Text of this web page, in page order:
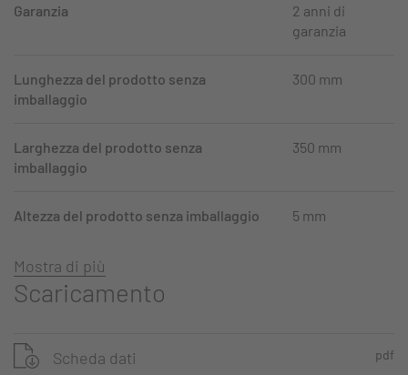
Garanzia
2 anni di
garanzia
Lunghezza del prodotto senza
imballaggio
300 mm
Larghezza del prodotto senza
imballaggio
350 mm
Altezza del prodotto senza imballaggio 5 mm
Mostra di più
Scaricamento
Scheda dati pdf